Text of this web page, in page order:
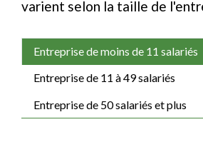
varient selon la taille de
Entreprise de moins de 11 salariés
Entreprise de 11 à 49 salariés
Entreprise de 50 salariés et plus